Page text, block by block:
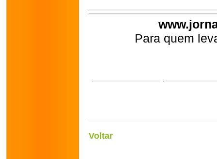
Para quem
Voltar